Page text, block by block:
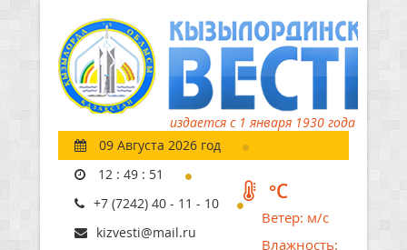
издается с 1 января 1930 года
09 Августа 2026 год
12 : 49 : 52
+7 (7242) 40 - 11 - 10
kizvesti@mail.ru
°C
Ветер: м/с
Влажность: